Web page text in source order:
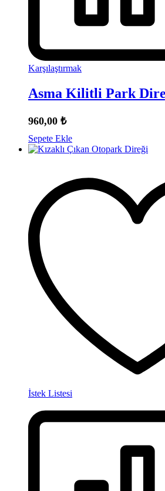
Karşılaştırmak
Asma Kilitli Park
960,00 ₺
Sepete Ekle
İstek Listesi